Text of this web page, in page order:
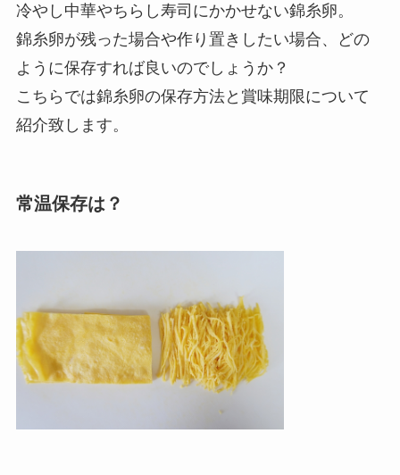
冷やし中華やちらし寿司にかかせない錦糸卵。
錦糸卵が残った場合や作り置きしたい場合、どの
ように保存すれば良いのでしょうか？
こちらでは錦糸卵の保存方法と賞味期限について
紹介致します。
常温保存は？